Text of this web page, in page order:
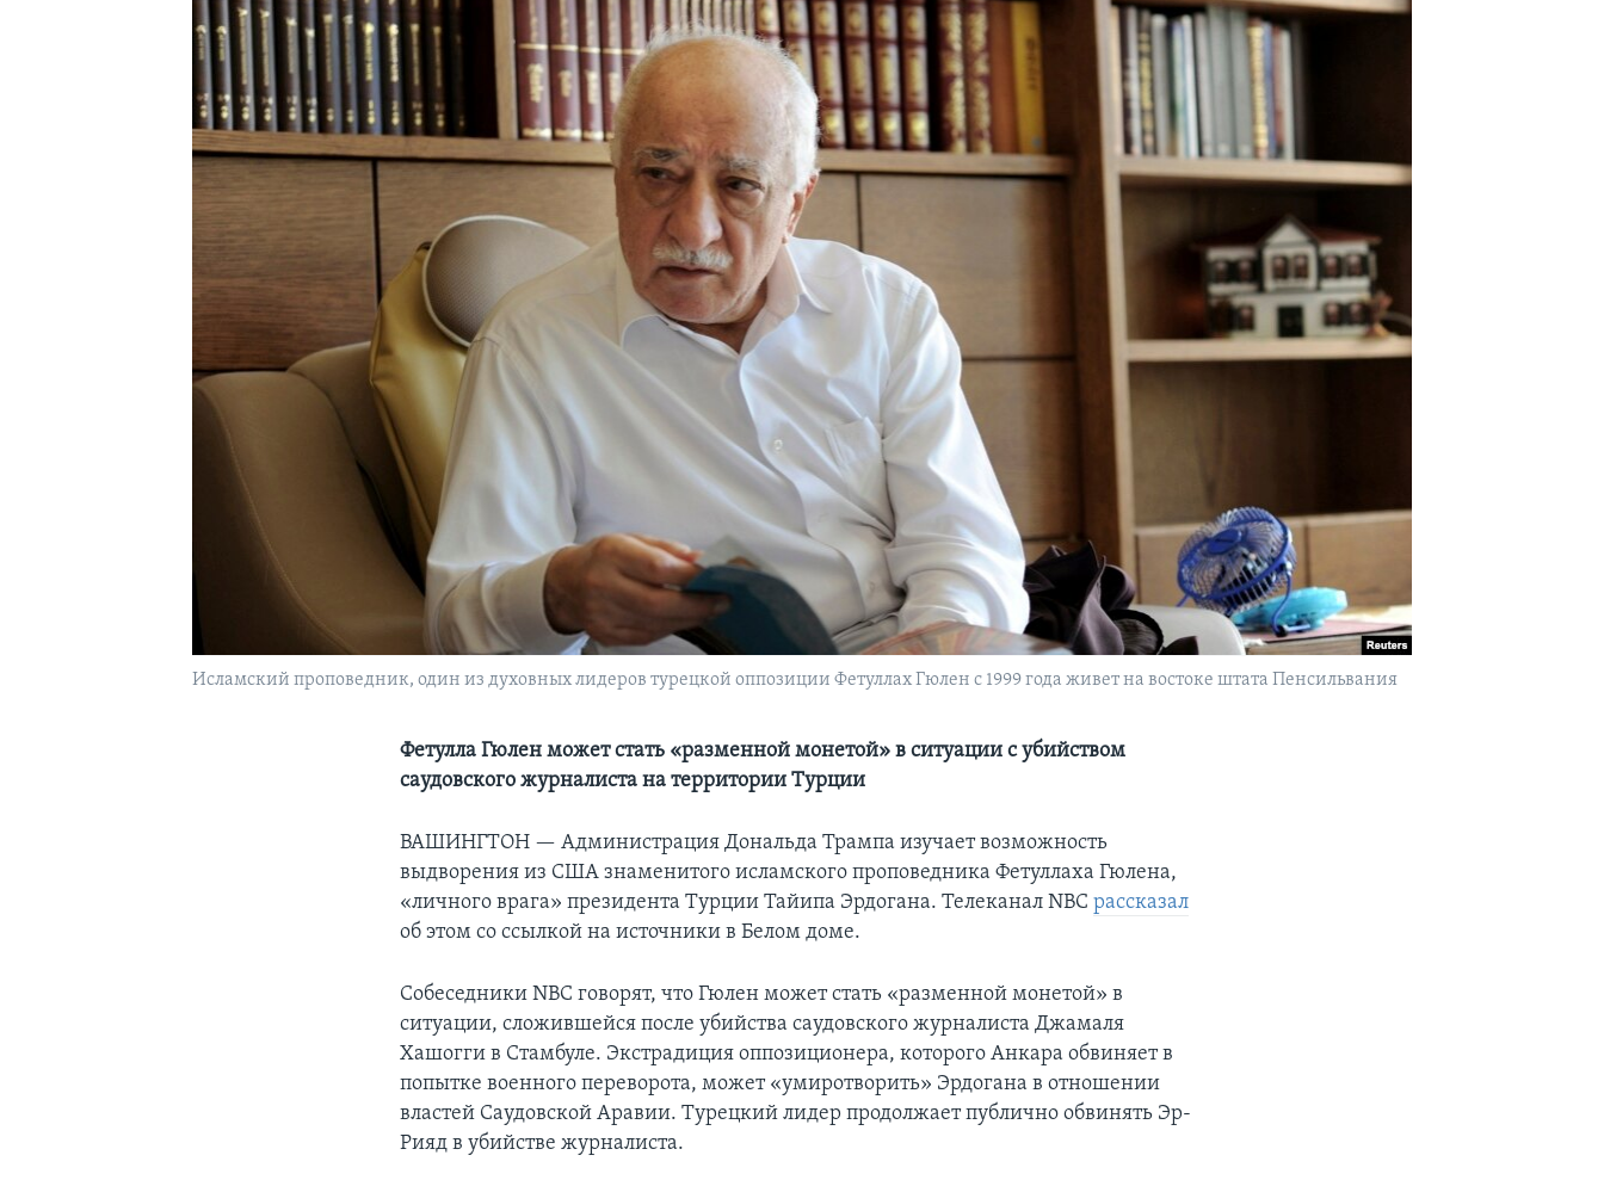
Исламский проповедник, один из духовных лидеров турецкой оппозиции Фетуллах Гюлен с 1999 года живет на востоке штата Пенсильвания
Фетулла Гюлен может стать «разменной монетой» в ситуации с убийством
саудовского журналиста на территории Турции
ВАШИНГТОН —Администрация Дональда Трампа изучает возможность
выдворения из США знаменитого исламского проповедника Фетуллаха Гюлена,
«личного врага» президента Турции Тайипа Эрдогана. Телеканал NBCрассказал
об этом со ссылкой на источники в Белом доме.
Собеседники NBC говорят, что Гюлен может стать «разменной монетой» в
ситуации, сложившейся после убийства саудовского журналиста Джамаля
Хашогги в Стамбуле. Экстрадиция оппозиционера, которого Анкара обвиняет в
попытке военного переворота, может «умиротворить» Эрдогана в отношении
властей Саудовской Аравии. Турецкий лидер продолжает публично обвинять Эр-
Рияд в убийстве журналиста.